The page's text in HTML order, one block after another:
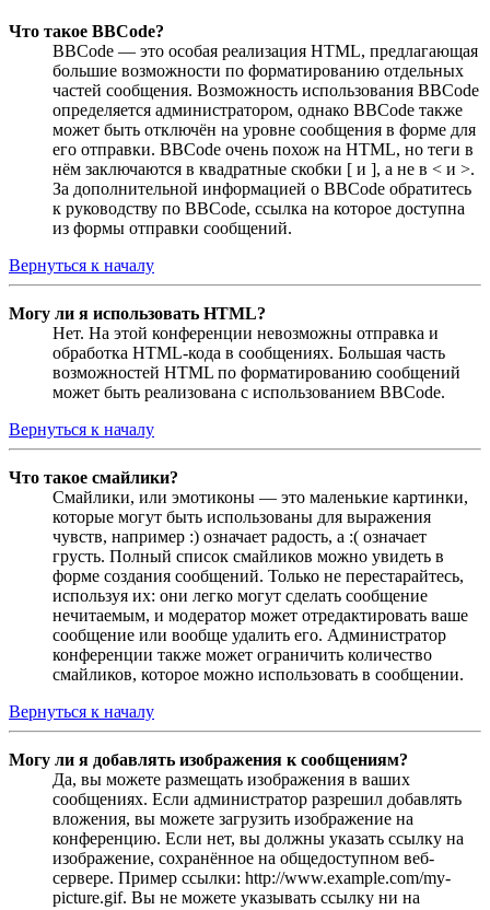
Что такое BBCode?
BBCode — это особая реализация HTML, предлагающая
большие возможности по форматированию отдельных
частей сообщения. Возможность использования BBCode
определяется администратором, однако BBCode также
может быть отключён на уровне сообщения в форме для
его отправки. BBCode очень похож на HTML, но теги в
нём заключаются в квадратные скобки [ и ], а не в < и >.
За дополнительной информацией о BBCode обратитесь
к руководству по BBCode, ссылка на которое доступна
из формы отправки сообщений.
Вернуться к началу
Могу ли я использовать HTML?
Нет. На этой конференции невозможны отправка и
обработка HTML-кода в сообщениях. Большая часть
возможностей HTML по форматированию сообщений
может быть реализована с использованием BBCode.
Вернуться к началу
Что такое смайлики?
Смайлики, или эмотиконы — это маленькие картинки,
которые могут быть использованы для выражения
чувств, например :) означает радость, а :( означает
грусть. Полный список смайликов можно увидеть в
форме создания сообщений. Только не перестарайтесь,
используя их: они легко могут сделать сообщение
нечитаемым, и модератор может отредактировать ваше
сообщение или вообще удалить его. Администратор
конференции также может ограничить количество
смайликов, которое можно использовать в сообщении.
Вернуться к началу
Могу ли я добавлять изображения к сообщениям?
Да, вы можете размещать изображения в ваших
сообщениях. Если администратор разрешил добавлять
вложения, вы можете загрузить изображение на
конференцию. Если нет, вы должны указать ссылку на
изображение, сохранённое на общедоступном веб-
сервере. Пример ссылки: http://www.example.com/my-
picture.gif. Вы не можете указывать ссылку ни на